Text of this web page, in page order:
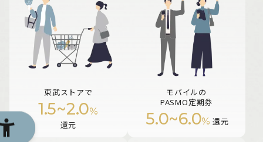
東武ストアで
1.5~2.0%
還元
モバイルの
PASMO定期券
5.0~6.0% 還元